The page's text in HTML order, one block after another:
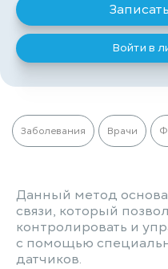
Войти в
Заболевания Врачи
Данный метод
связи, который
контролировать и
с помощью
датчиков.